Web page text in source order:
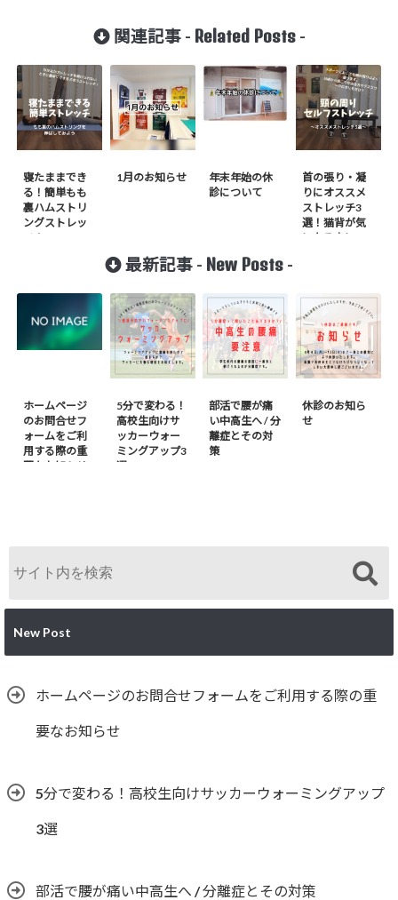
関連記事 - Related Posts-
寝たままでき
る！簡単もも
裏ハムストリ
ングストレッ
チ！
1月のお知らせ
年末年始の休
診について
首の張り・凝
りにオススメ
ストレッチ3
選！猫背が気
になる方に
最新記事 - New Posts -
ホームページ
のお問合せフ
ォームをご利
用する際の重
要なお知らせ
5分で変わる！
高校生向けサ
ッカーウォー
ミングアップ3
選
部活で腰が痛
い中高生へ / 分
離症とその対
策
休診のお知ら
せ
New Post
ホームページのお問合せフォームをご利用する際の重
要なお知らせ
5分で変わる！高校生向けサッカーウォーミングアップ
3選
部活で腰が痛い中高生へ / 分離症とその対策